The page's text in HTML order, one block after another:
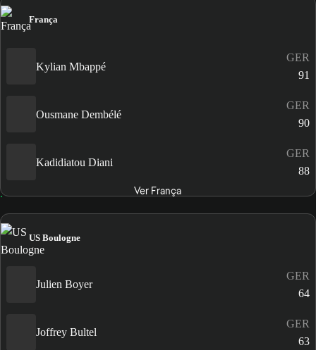
França
Kylian Mbappé
GER
91
Ousmane Dembélé
GER
90
Kadidiatou Diani
GER
88
Ver França
US Boulogne
Julien Boyer
GER
64
Joffrey Bultel
GER
63